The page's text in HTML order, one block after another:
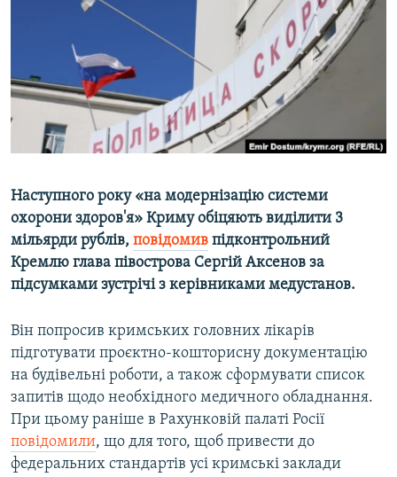
ВІДЕОУРОКИ «ELIFBE»
СВІДЧЕННЯ ОКУПАЦІЇ
УКРАЇНСЬКА ПРОБЛЕМА КРИМУ
ІНФОГРАФІКА
Qırımtatar
ДОЛУЧАЙСЯ!
Усі сайти RFE/RL
Наступного року «на модернізацію системи
охорони здоров'я» Криму обіцяють виділити 3
мільярди рублів, повідомив підконтрольний
Кремлю глава півострова Сергій Аксенов за
підсумками зустрічі з керівниками медустанов.
Він попросив кримських головних лікарів
підготувати проєктно-кошторисну документацію
на будівельні роботи, а також сформувати список
запитів щодо необхідного медичного обладнання.
При цьому раніше в Рахунковій палаті Росії
повідомили, що для того, щоб привести до
федеральних стандартів усі кримські заклади